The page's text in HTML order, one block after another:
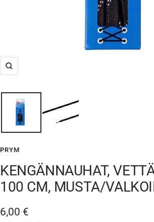
Suurenna
PRYM
KENGÄNNAUHAT,
100 CM, MUSTA/
Alennushinta
6,00 €